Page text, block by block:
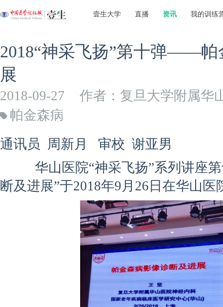
壹生大学 直播 资讯 我的训练
2018“神采飞扬”第十弹——帕
展
2018-09-27
作者：复旦大学附属华
帕金森病
通讯员 周新月 审校 谢亚男
华山医院“神采飞扬”系列讲座
断及进展”于2018年9月26日在华山